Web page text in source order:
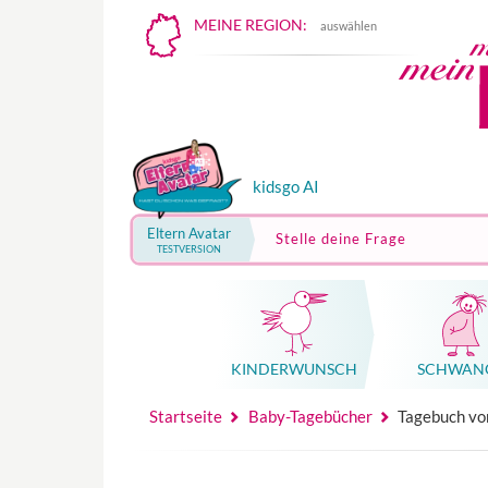
MEINE REGION: auswählen
kidsgo AI
Eltern Avatar
TESTVERSION
Stelle deine Frage
KINDER­WUNSCH
Startseite Baby-Tagebücher Tagebuch